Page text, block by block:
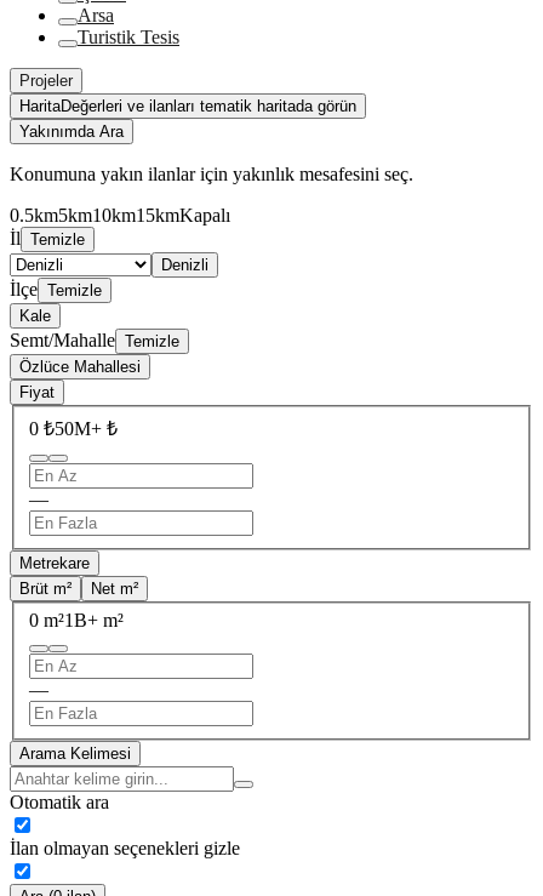
Arsa
Turistik Tesis
Projeler
HaritaDeğerleri ve ilanları tematik haritada görün
Yakınımda Ara
Konumuna yakın ilanlar için yakınlık mesafesini seç.
0.5km5km10km15kmKapalı
İl Temizle
Denizli
İlçe Temizle
Kale
Semt/Mahalle Temizle
Özlüce Mahallesi
Fiyat
0 ₺50M+ ₺
—
Metrekare
Brüt m²
Net m²
0 m²1B+ m²
—
Arama Kelimesi
Otomatik ara
İlan olmayan seçenekleri gizle